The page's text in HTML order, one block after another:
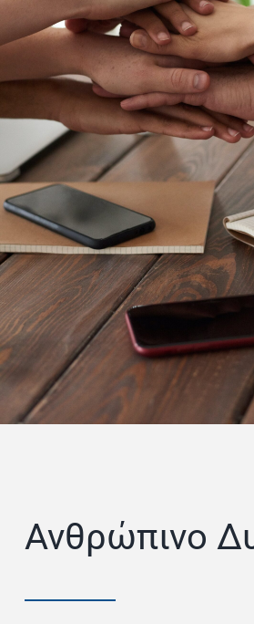
Ανθρώπινο